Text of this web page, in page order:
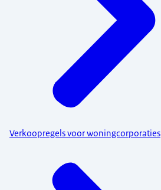
Verkoopregels voor woningcorporaties